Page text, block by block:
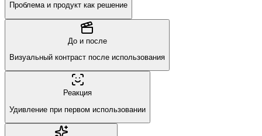
Проблема и продукт как решение
До и после
Визуальный контраст после использования
Реакция
Удивление при первом использовании